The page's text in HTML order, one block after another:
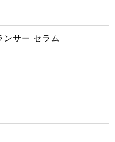
サー セラム